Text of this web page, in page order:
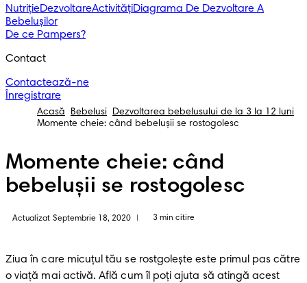
NutrițieDezvoltareActivitățiDiagrama De Dezvoltare A
Bebelușilor
De ce Pampers?
Contact
Contactează-ne
Înregistrare
Acasă Bebelusi
Dezvoltarea bebelusului de la 3 la 12 luni
Momente cheie: când bebelușii se rostogolesc
Momente cheie: când
bebelușii se rostogolesc
Actualizat Septembrie 18, 2020 3 min citire
Ziua în care micuțul tău se rostgolește este primul pas către
o viață mai activă. Află cum îl poți ajuta să atingă acest